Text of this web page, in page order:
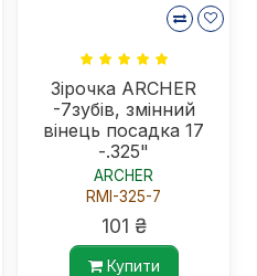
Зірочка ARCHER
-7зубів, змінний
вінець посадка 17
-.325"
ARCHER
RMI-325-7
101 ₴
Купити